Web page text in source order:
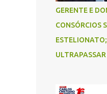
GERENTE E
CONSÓRCIOS